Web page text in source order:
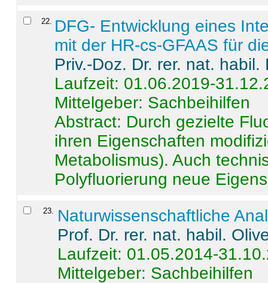
22
DFG- Entwicklung eines
mit der HR-cs-GFAAS für
Priv.-Doz. Dr. rer. nat.
Laufzeit: 01.06.2019-
Mittelgeber: Sachbeihilfen
Abstract: Durch gezielte
ihren Eigenschaften
Metabolismus). Auch
Polyfluorierung neue
23. Naturwissenschaftliche
Prof. Dr. rer. nat. habil.
Laufzeit: 01.05.2014-
Mittelgeber: Sachbeihilfen